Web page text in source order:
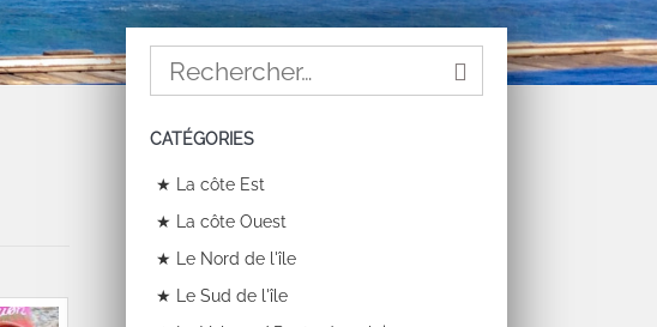
CATÉGORIES
★ La côte Est
★ La côte Ouest
★ Le Nord de l'île
★ Le Sud de l'île